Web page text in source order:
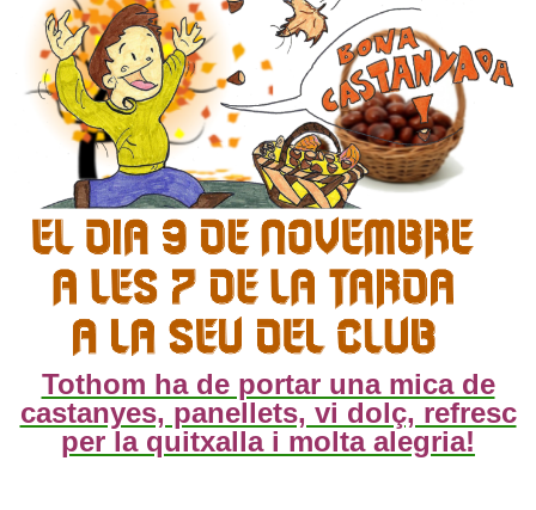
Tothom ha de portar una mica de
castanyes, panellets, vi dolç, refresc
per la quitxalla i molta alegria!